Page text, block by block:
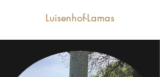
Luisenhof-Lamas